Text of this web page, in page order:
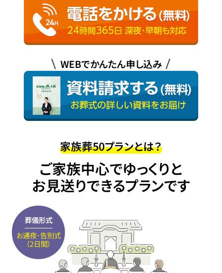
WEBでかんたん申し込み
家族葬50プランとは？
ご家族中心でゆっくりと
お見送りできるプランです
葬儀形式
お通夜･告別式
（2日間）